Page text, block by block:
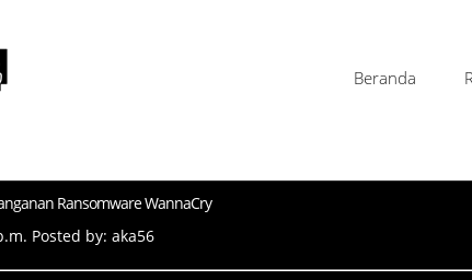
Beranda
Ransomware WannaCry
Posted by: aka56